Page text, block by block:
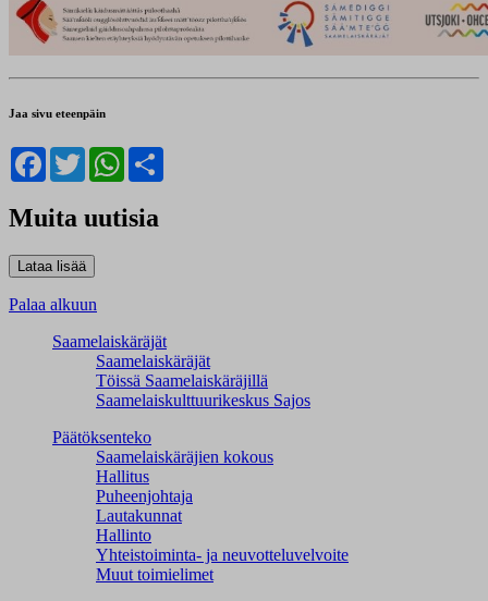
Jaa sivu eteenpäin
Facebook
TwitterWhatsApp
Muita uutisia
Palaa alkuun
Saamelaiskäräjät
Saamelaiskäräjät
Töissä Saamelaiskäräjillä
Saamelaiskulttuuri­keskus Sajos
Päätöksenteko
Saamelaiskäräjien kokous
Hallitus
Puheenjohtaja
Lautakunnat
Hallinto
Yhteistoiminta- ja neuvotteluvelvoite
Muut toimielimet